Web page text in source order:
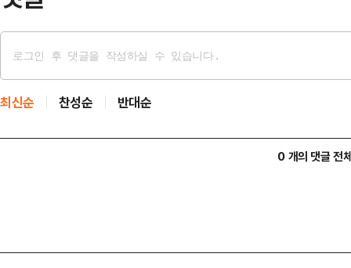
최신순 찬성순 반대순
0 개의 댓글 전